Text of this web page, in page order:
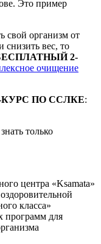
Это пример
свой организм от
снизить вес, то
2-
очищение
ПО ССЛКЕ:
только
центра «Ksamata»
класса»
программ для